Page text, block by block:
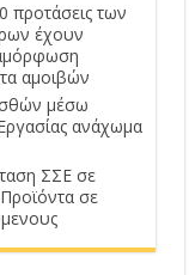
προτάσεις των
έχουν
αμοιβών
μέσω
ανάχωμα
ΣΣΕ σε
σε